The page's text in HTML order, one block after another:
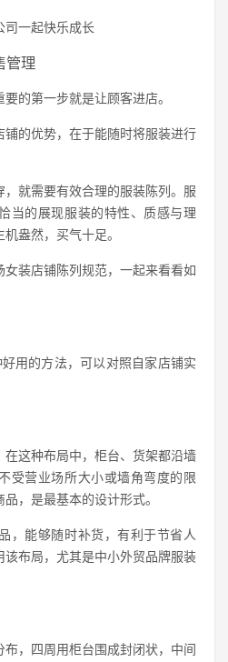
司一起快乐成长
管理
的第一步就是让顾客进店。
铺的优势，在于能随时将服装进行
就需要有效合理的服装陈列。服
当的展现服装的特性、质感与理
盎然，买气十足。
装店铺陈列规范，一起来看看如
用的方法，可以对照自家店铺实
这种布局中，柜台、货架都沿墙
受营业场所大小或墙角弯度的限
，是最基本的设计形式。
，能够随时补货，有利于节省人
该布局，尤其是中小外贸品牌服装
，四周用柜台围成封闭状，中间